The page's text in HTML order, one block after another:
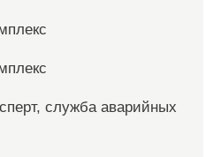
служба аварийных